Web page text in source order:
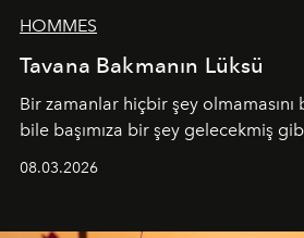
HOMMES
Tavana Bakmanın Lüksü
Bir zamanlar hiçbir şey
bile başımıza bir şey gelecekmiş
08.03.2026